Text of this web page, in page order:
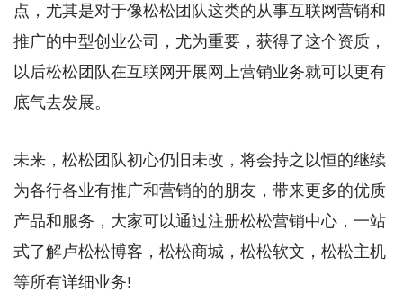
点，尤其是对于像松松团队这类的从事互联网营销和
推广的中型创业公司，尤为重要，获得了这个资质，
以后松松团队在互联网开展网上营销业务就可以更有
底气去发展。
未来，松松团队初心仍旧未改，将会持之以恒的继续
为各行各业有推广和营销的的朋友，带来更多的优质
产品和服务，大家可以通过注册松松营销中心，一站
式了解卢松松博客，松松商城，松松软文，松松主机
等所有详细业务!